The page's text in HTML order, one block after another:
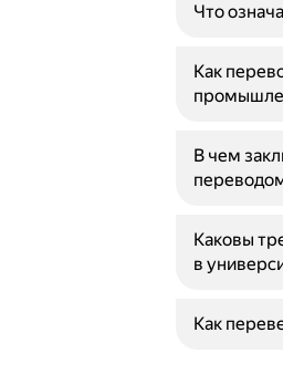
Что
Как
В чем
Каковы
в
Как